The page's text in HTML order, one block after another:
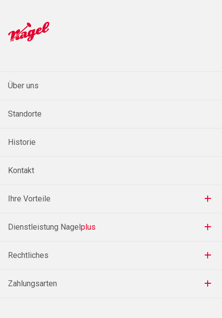
Über uns
Standorte
Historie
Kontakt
Ihre Vorteile
Dienstleistung Nagelplus
Rechtliches
Zahlungsarten